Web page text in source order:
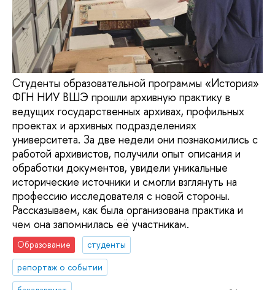
Студенты образовательной программы «История»
ФГН НИУ ВШЭ прошли архивную практику в
ведущих государственных архивах, профильных
проектах и архивных подразделениях
университета. За две недели они познакомились с
работой архивистов, получили опыт описания и
обработки документов, увидели уникальные
исторические источники и смогли взглянуть на
профессию исследователя с новой стороны.
Рассказываем, как была организована практика и
чем она запомнилась её участникам.
Образование
студенты
репортаж о событии